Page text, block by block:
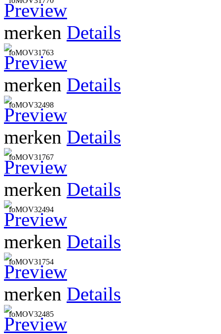
merken Details
foMOV31763
merken Details
foMOV32498
merken Details
foMOV31767
merken Details
foMOV32494
merken Details
foMOV31754
merken Details
foMOV32485